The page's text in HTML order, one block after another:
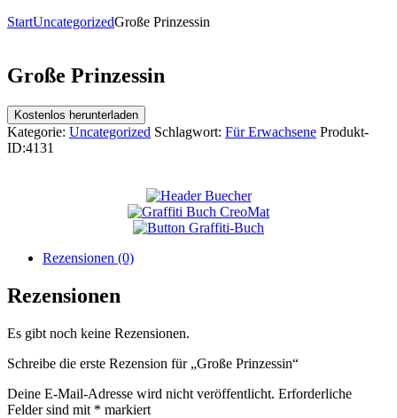
StartUncategorizedGroße Prinzessin
Große Prinzessin
Kostenlos herunterladen
Kategorie: Uncategorized Schlagwort: Für Erwachsene Produkt-
ID:4131
Rezensionen (0)
Rezensionen
Es gibt noch keine Rezensionen.
Schreibe die erste Rezension für „Große Prinzessin“
Deine E-Mail-Adresse wird nicht veröffentlicht. Erforderliche
Felder sind mit * markiert